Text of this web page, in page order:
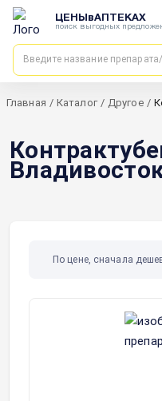
ЦЕНЫвАПТЕКАХ
поиск выгодных
Главная / Каталог / Другое /
По цене, сначала